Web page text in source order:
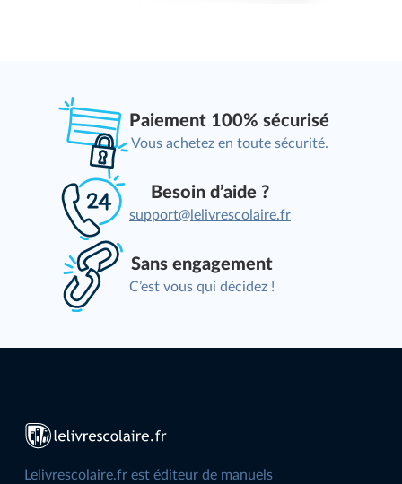
Paiement 100% sécurisé
Vous achetez en toute sécurité.
Besoin d’aide ?
support@lelivrescolaire.fr
Sans engagement
C’est vous qui décidez !
Lelivrescolaire.fr est éditeur de manuels